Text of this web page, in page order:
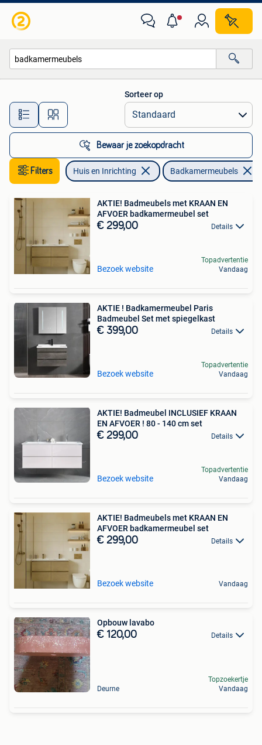
Alle afstanden…
Sorteer op
Bewaar je zoekopdracht
Filters Huis en Inrichting Badkamermeubels
AKTIE! Badmeubels met KRAAN EN
AFVOER badkamermeubel set
€ 299,00 Details
Bezoek website
Topadvertentie
Vandaag
AKTIE ! Badkamermeubel Paris
Badmeubel Set met spiegelkast
€ 399,00 Details
Bezoek website
Topadvertentie
Vandaag
AKTIE! Badmeubel INCLUSIEF KRAAN
EN AFVOER ! 80 - 140 cm set
€ 299,00 Details
Bezoek website
Topadvertentie
Vandaag
AKTIE! Badmeubels met KRAAN EN
AFVOER badkamermeubel set
€ 299,00 Details
Bezoek website Vandaag
Opbouw lavabo
€ 120,00 Details
Deurne
Topzoekertje
Vandaag